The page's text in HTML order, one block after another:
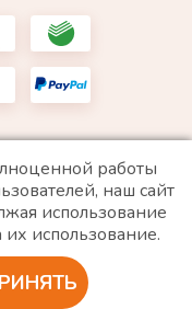
экстремистской и запрещена в
«Войтенко»
работы
наш сайт
использование
их использование.